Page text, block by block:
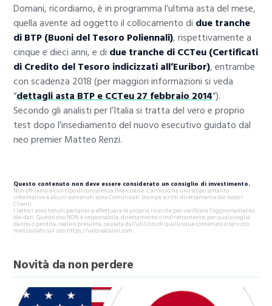
Domani, ricordiamo, è in programma l’ultima asta del mese,
quella avente ad oggetto il collocamento di due tranche
di BTP (Buoni del Tesoro Poliennali), rispettivamente a
cinque e dieci anni, e di due tranche di CCTeu (Certificati
di Credito del Tesoro indicizzati all’Euribor), entrambe
con scadenza 2018 (per maggiori informazioni si veda
“dettagli asta BTP e CCTeu 27 febbraio 2014“).
Secondo gli analisti per l’Italia si tratta del vero e proprio
test dopo l’insediamento del nuovo esecutivo guidato dal
neo premier Matteo Renzi.
Questo contenuto non deve essere considerato un consiglio di investimento.
Non offriamo alcun tipo di consulenza finanziaria. L’articolo ha uno scopo soltanto
informativo e alcuni contenuti sono Comunicati Stampa scritti direttamente dai nostri
Clienti.
I lettori sono tenuti pertanto a effettuare le proprie ricerche per verificare l’aggiornamento
dei dati. Questo sito NON è responsabile, direttamente o indirettamente, per qualsivoglia
danno o perdita, reale o presunta, causata dall'utilizzo di qualunque contenuto o servizio
menzionato sul sito https://valoreazioni.com.
Novità da non perdere